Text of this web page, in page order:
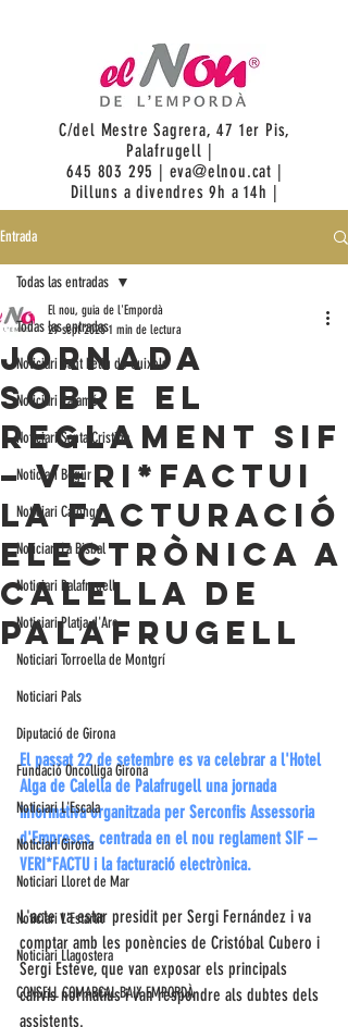
C/del Mestre Sagrera, 47 1er Pis,
Palafrugell |
645 803 295 | eva@elnou.cat |
Dilluns a divendres 9h a 14h |
Entrada
Todas las entradas
Noticiari Sant Feliu de Guixols
Noticiari Palamós
Noticiari Santa Cristina
Noticiari Begur
Noticiari Calonge
Noticiari La Bisbal
Noticiari Palafrugell
Noticiari Platja d'Aro
Noticiari Torroella de Montgrí
Noticiari Pals
Diputació de Girona
Fundació Oncolliga Girona
Noticiari L'Escala
Noticiari Girona
Noticiari Lloret de Mar
Noticiari L'Estartit
Noticiari Llagostera
CONSELL COMARCAL BAIX EMPORDÀ
Todas las entradas
Jornada
sobre el
reglament SIF
– VERI*FACTUi
la facturació
electrònica a
Calella de
Palafrugell
El nou, guia de l'Empordà
29 sept 2025 1 min de lectura
El passat 22 de setembre es va celebrar a l'Hotel
Alga de Calella de Palafrugell una jornada
informativa organitzada per Serconfis Assessoria
d'Empreses, centrada en el nou reglament SIF –
VERI*FACTU i la facturació electrònica.
L'acte va estar presidit per Sergi Fernández i va
comptar amb les ponències de Cristóbal Cubero i
Sergi Esteve, que van exposar els principals
canvis normatius i van respondre als dubtes dels
assistents.